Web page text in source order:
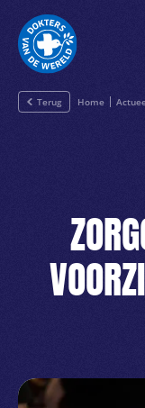
Terug Home